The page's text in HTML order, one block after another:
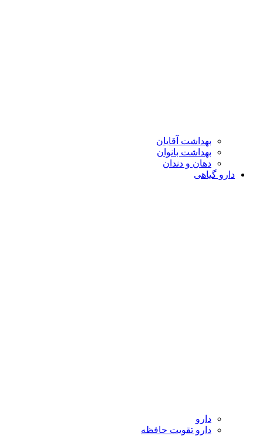
بهداشت آقایان
بهداشت بانوان
دهان و دندان
دارو گیاهی
دارو
دارو تقویت حافظه